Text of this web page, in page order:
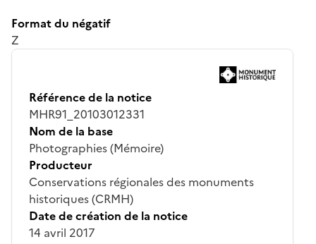
Format du négatif
Z
Référence de la notice
MHR91_20103012331
Nom de la base
Photographies (Mémoire)
Producteur
Conservations régionales des monuments
historiques (CRMH)
Date de création de la notice
14 avril 2017